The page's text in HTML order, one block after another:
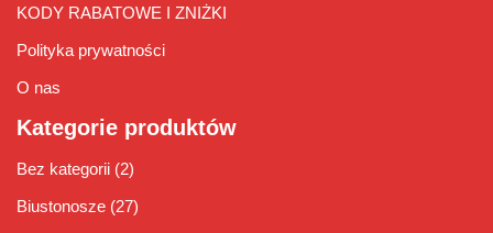
KODY RABATOWE I ZNIŻKI
Polityka prywatności
O nas
Kategorie produktów
Bez kategorii (2)
Biustonosze (27)